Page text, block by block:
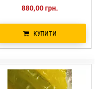
880,00 грн.
КУПИТИ